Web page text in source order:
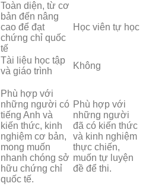
Toàn diện, từ cơ
bản đến nâng
cao để đạt
chứng chỉ quốc
tế
Học viên tự học
Tài liệu học tập
và giáo trình
Không
Phù hợp với
những người có
tiếng Anh và
kiến thức, kinh
nghiệm cơ bản,
mong muốn
nhanh chóng sở
hữu chứng chỉ
quốc tế.
Phù hợp với
những người
đã có kiến thức
và kinh nghiệm
thực chiến,
muốn tự luyện
đề để thi.